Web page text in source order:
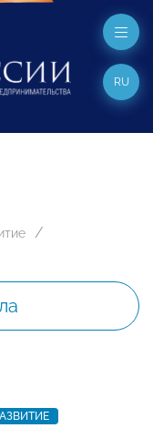
RU